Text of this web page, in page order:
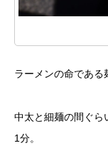
ラーメンの命である
中太と細麺の間ぐら
1分。